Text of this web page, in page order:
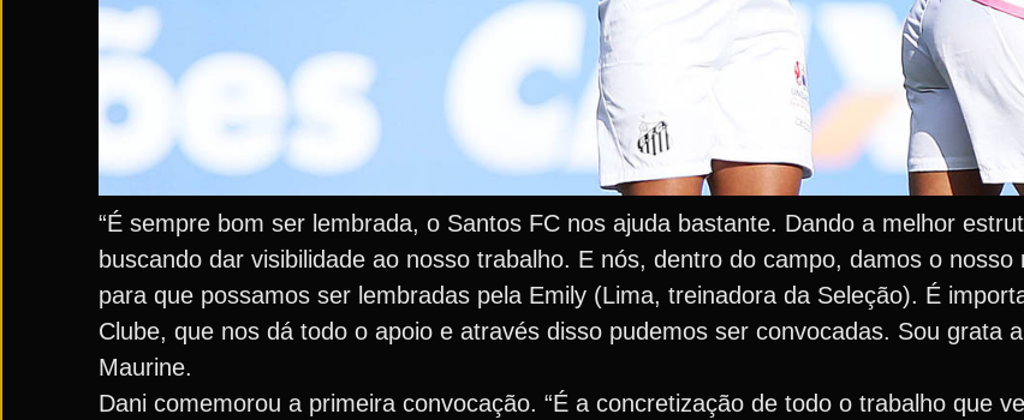
“É sempre bom ser lembrada, o Santos FC nos ajuda bastante. Dando a melhor
buscando dar visibilidade ao nosso trabalho. E nós, dentro do campo, damos o nosso
para que possamos ser lembradas pela Emily (Lima, treinadora da Seleção). É
Clube, que nos dá todo o apoio e através disso pudemos ser convocadas. Sou grata
Maurine.
Dani comemorou a primeira convocação. “É a concretização de todo o trabalho que